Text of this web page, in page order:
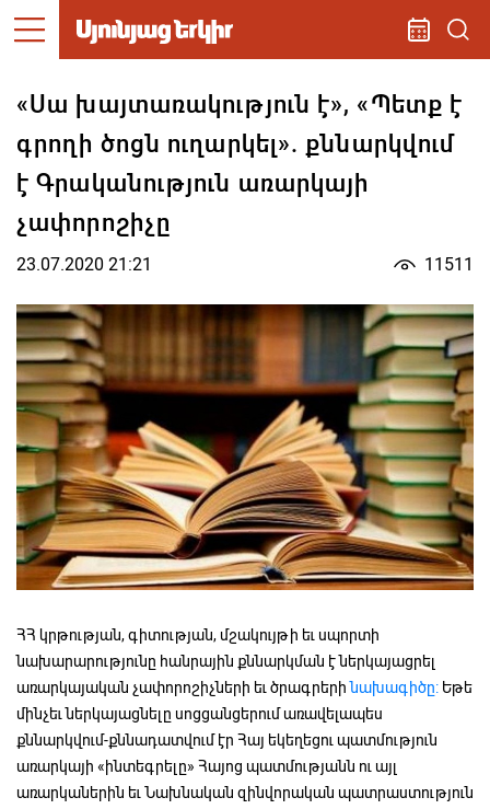
«Սա խայտառակություն է», «Պետք է
գրողի ծոցն ուղարկել». քննարկվում
է Գրականություն առարկայի
չափորոշիչը
23.07.2020 21:21 11511
ՀՀ կրթության, գիտության, մշակույթի եւ սպորտի
նախարարությունը հանրային քննարկման է ներկայացրել
առարկայական չափորոշիչների եւ ծրագրերինախագիծը: Եթե
մինչեւ ներկայացնելը սոցցանցերում առավելապես
քննարկվում-քննադատվում էր Հայ եկեղեցու պատմություն
առարկայի «ինտեգրելը» Հայոց պատմությանն ու այլ
առարկաներին եւ Նախնական զինվորական պատրաստություն